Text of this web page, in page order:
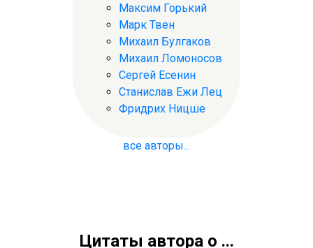
Максим Горький
Марк Твен
Михаил Булгаков
Михаил Ломоносов
Сергей Есенин
Станислав Ежи Лец
Фридрих Ницше
все авторы...
Цитаты автора о ...